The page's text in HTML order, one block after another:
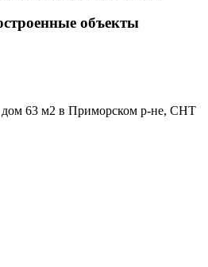
объекты
63 м2 в Приморском р-не, СНТ